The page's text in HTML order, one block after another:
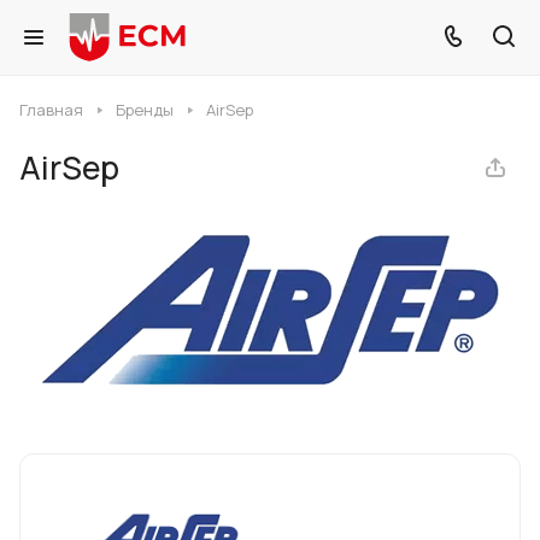
Главная Бренды AirSep
AirSep